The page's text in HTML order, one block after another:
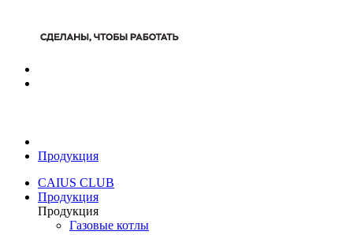
Продукция
CAIUS CLUB
Продукция
Продукция
Газовые котлы